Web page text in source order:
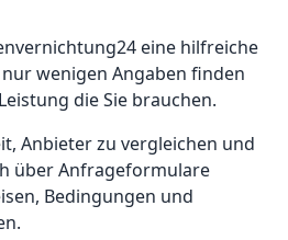
eine hilfreiche
wenigen Angaben finden
die Sie brauchen.
Anbieter zu vergleichen und
über Anfrageformulare
Bedingungen und